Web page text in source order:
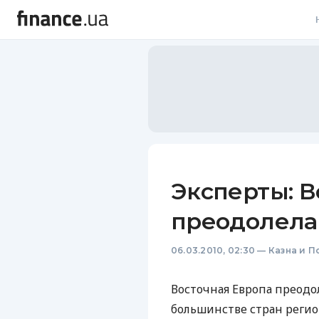
Эксперты:
06.03.2010, 02:30 — Казна и
Восточная Европа
большинстве стран